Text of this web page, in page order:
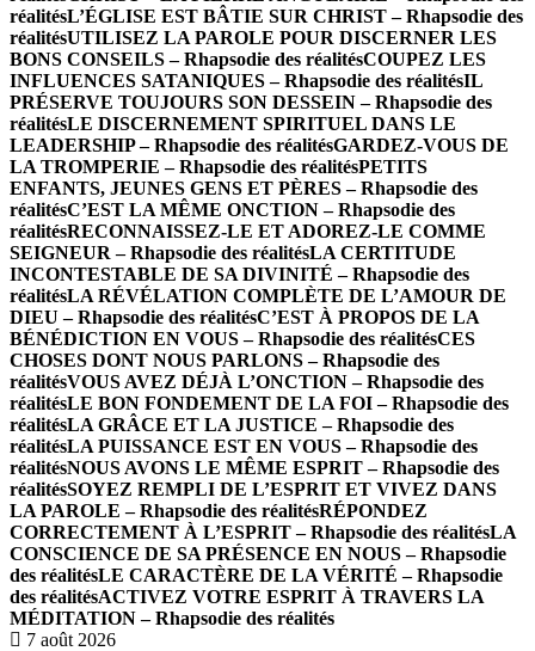
réalitésL’ÉGLISE EST BÂTIE SUR CHRIST – Rhapsodie des
réalitésUTILISEZ LA PAROLE POUR DISCERNER LES
BONS CONSEILS – Rhapsodie des réalitésCOUPEZ LES
INFLUENCES SATANIQUES – Rhapsodie des réalitésIL
PRÉSERVE TOUJOURS SON DESSEIN – Rhapsodie des
réalitésLE DISCERNEMENT SPIRITUEL DANS LE
LEADERSHIP – Rhapsodie des réalitésGARDEZ-VOUS DE
LA TROMPERIE – Rhapsodie des réalitésPETITS
ENFANTS, JEUNES GENS ET PÈRES – Rhapsodie des
réalitésC’EST LA MÊME ONCTION – Rhapsodie des
réalitésRECONNAISSEZ-LE ET ADOREZ-LE COMME
SEIGNEUR – Rhapsodie des réalitésLA CERTITUDE
INCONTESTABLE DE SA DIVINITÉ – Rhapsodie des
réalitésLA RÉVÉLATION COMPLÈTE DE L’AMOUR DE
DIEU – Rhapsodie des réalitésC’EST À PROPOS DE LA
BÉNÉDICTION EN VOUS – Rhapsodie des réalitésCES
CHOSES DONT NOUS PARLONS – Rhapsodie des
réalitésVOUS AVEZ DÉJÀ L’ONCTION – Rhapsodie des
réalitésLE BON FONDEMENT DE LA FOI – Rhapsodie des
réalitésLA GRÂCE ET LA JUSTICE – Rhapsodie des
réalitésLA PUISSANCE EST EN VOUS – Rhapsodie des
réalitésNOUS AVONS LE MÊME ESPRIT – Rhapsodie des
réalitésSOYEZ REMPLI DE L’ESPRIT ET VIVEZ DANS
LA PAROLE – Rhapsodie des réalitésRÉPONDEZ
CORRECTEMENT À L’ESPRIT – Rhapsodie des réalitésLA
CONSCIENCE DE SA PRÉSENCE EN NOUS – Rhapsodie
des réalitésLE CARACTÈRE DE LA VÉRITÉ – Rhapsodie
des réalitésACTIVEZ VOTRE ESPRIT À TRAVERS LA
MÉDITATION – Rhapsodie des réalités
7 août 2026